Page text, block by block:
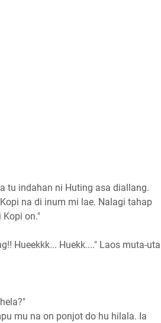
tu indahan ni Huting asa diallang.
na di inum mi lae. Nalagi tahap
on."
Hueekkk... Huekk...." Laos muta-uta
mu na on ponjot do hu hilala. Ia